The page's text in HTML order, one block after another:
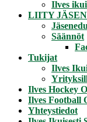
Ilves
LIITY
Säännöt
Tukijat
Ilves
Ilves Hockey
Ilves Football
Yhteystiedot